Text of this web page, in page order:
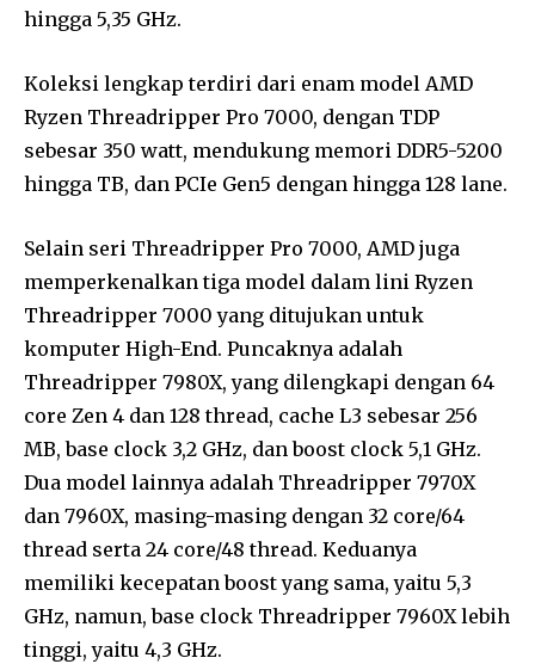
hingga 5,35 GHz.
Koleksi lengkap terdiri dari enam model AMD
Ryzen Threadripper Pro 7000, dengan TDP
sebesar 350 watt, mendukung memori DDR5-5200
hingga TB, dan PCIe Gen5 dengan hingga 128 lane.
Selain seri Threadripper Pro 7000, AMD juga
memperkenalkan tiga model dalam lini Ryzen
Threadripper 7000 yang ditujukan untuk
komputer High-End. Puncaknya adalah
Threadripper 7980X, yang dilengkapi dengan 64
core Zen 4 dan 128 thread, cache L3 sebesar 256
MB, base clock 3,2 GHz, dan boost clock 5,1 GHz.
Dua model lainnya adalah Threadripper 7970X
dan 7960X, masing-masing dengan 32 core/64
thread serta 24 core/48 thread. Keduanya
memiliki kecepatan boost yang sama, yaitu 5,3
GHz, namun, base clock Threadripper 7960X lebih
tinggi, yaitu 4,3 GHz.